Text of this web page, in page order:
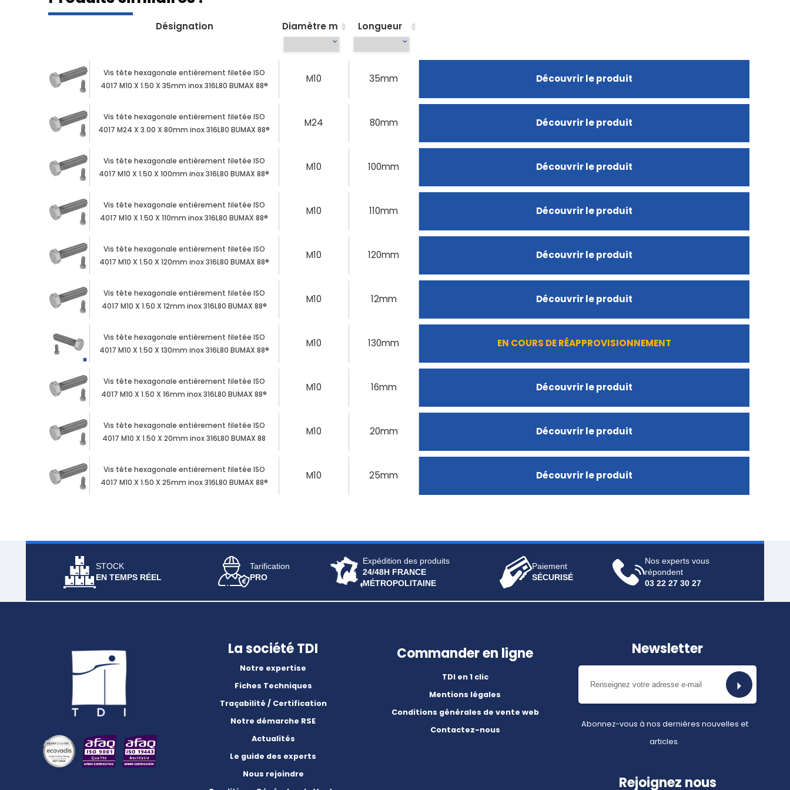
Désignation Diamètre m Longueur
Vis tête hexagonale entièrement filetée ISO
4017 M10 X 1.50 X 35mm inox 316L80 BUMAX 88®
M10 35mm Découvrir le produit
Vis tête hexagonale entièrement filetée ISO
4017 M24 X 3.00 X 80mm inox 316L80 BUMAX 88®
M24 80mm Découvrir le produit
Vis tête hexagonale entièrement filetée ISO
4017 M10 X 1.50 X 100mm inox 316L80 BUMAX 88®
M10 100mm Découvrir le produit
Vis tête hexagonale entièrement filetée ISO
4017 M10 X 1.50 X 110mm inox 316L80 BUMAX 88®
M10 110mm Découvrir le produit
Vis tête hexagonale entièrement filetée ISO
4017 M10 X 1.50 X 120mm inox 316L80 BUMAX 88®
M10 120mm Découvrir le produit
Vis tête hexagonale entièrement filetée ISO
4017 M10 X 1.50 X 12mm inox 316L80 BUMAX 88®
M10 12mm Découvrir le produit
Vis tête hexagonale entièrement filetée ISO
4017 M10 X 1.50 X 130mm inox 316L80 BUMAX 88®
M10 130mm EN COURS DE RÉAPPROVISIONNEMENT
Vis tête hexagonale entièrement filetée ISO
4017 M10 X 1.50 X 16mm inox 316L80 BUMAX 88®
M10 16mm Découvrir le produit
Vis tête hexagonale entièrement filetée ISO
4017 M10 X 1.50 X 20mm inox 316L80 BUMAX 88
M10 20mm Découvrir le produit
Vis tête hexagonale entièrement filetée ISO
4017 M10 X 1.50 X 25mm inox 316L80 BUMAX 88®
M10 25mm Découvrir le produit
STOCK
EN TEMPS RÉEL
Tarification
PRO
Expédition des produits
24/48H FRANCE
MÉTROPOLITAINE
Paiement
SÉCURISÉ
Nos experts vous
répondent
03 22 27 30 27
La société TDI
Notre expertise
Fiches Techniques
Traçabilité / Certification
Notre démarche RSE
Actualités
Le guide des experts
Nous rejoindre
Commander en ligne
TDI en 1 clic
Mentions légales
Conditions générales de vente web
Contactez-nous
Newsletter
Abonnez-vous à nos dernières nouvelles et
articles.
Rejoignez nous